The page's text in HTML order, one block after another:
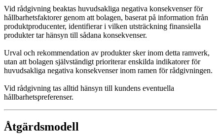
Vid rådgivning beaktas huvudsakliga negativa konsekvenser för
hållbarhetsfaktorer genom att bolagen, baserat på information från
produktproducenter, identifierar i vilken utsträckning finansiella
produkter tar hänsyn till sådana konsekvenser.
Urval och rekommendation av produkter sker inom detta ramverk,
utan att bolagen självständigt prioriterar enskilda indikatorer för
huvudsakliga negativa konsekvenser inom ramen för rådgivningen.
Vid rådgivning tas alltid hänsyn till kundens eventuella
hållbarhetspreferenser.
Åtgärdsmodell